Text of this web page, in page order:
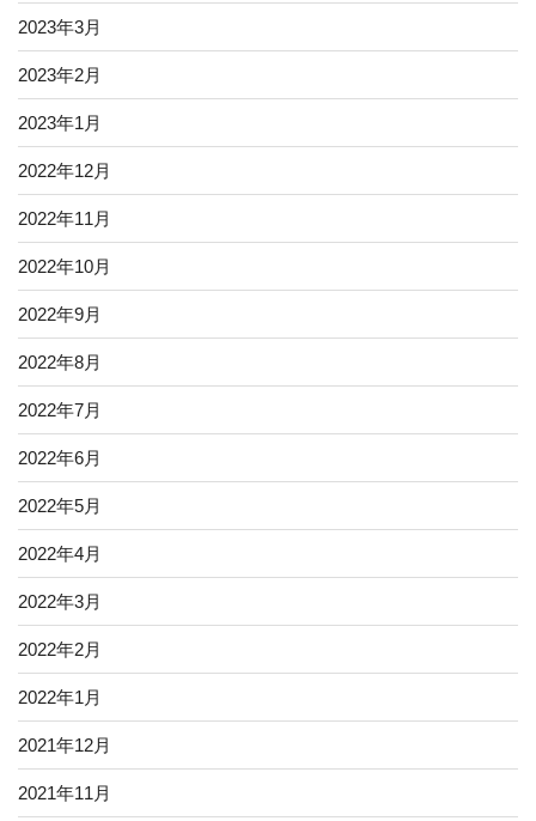
2023年3月
2023年2月
2023年1月
2022年12月
2022年11月
2022年10月
2022年9月
2022年8月
2022年7月
2022年6月
2022年5月
2022年4月
2022年3月
2022年2月
2022年1月
2021年12月
2021年11月